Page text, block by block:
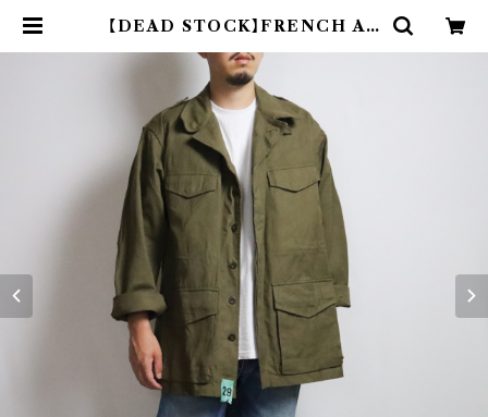
【DEAD STOCK】FRENCH AR
ンス軍 フィールドジャケット 平織り
ホップサック | CADAL8